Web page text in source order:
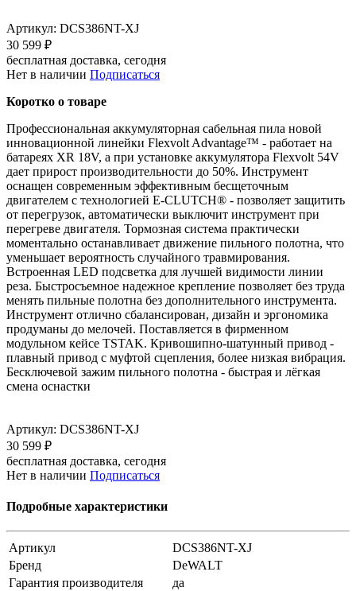
Артикул: DCS386NT-XJ
30 599 ₽
бесплатная доставка, сегодня
Нет в наличии Подписаться
Коротко о товаре
Профессиональная аккумуляторная сабельная пила новой
инновационной линейки Flexvolt Advantage™ - работает на
батареях XR 18V, а при установке аккумулятора Flexvolt 54V
дает прирост производительности до 50%. Инструмент
оснащен современным эффективным бесщеточным
двигателем с технологией E-CLUTCH® - позволяет защитить
от перегрузок, автоматически выключит инструмент при
перегреве двигателя. Тормозная система практически
моментально останавливает движение пильного полотна, что
уменьшает вероятность случайного травмирования.
Встроенная LED подсветка для лучшей видимости линии
реза. Быстросъемное надежное крепление позволяет без труда
менять пильные полотна без дополнительного инструмента.
Инструмент отлично сбалансирован, дизайн и эргономика
продуманы до мелочей. Поставляется в фирменном
модульном кейсе TSTAK. Кривошипно-шатунный привод -
плавный привод с муфтой сцепления, более низкая вибрация.
Бесключевой зажим пильного полотна - быстрая и лёгкая
смена оснастки
Артикул: DCS386NT-XJ
30 599 ₽
бесплатная доставка, сегодня
Нет в наличии Подписаться
Подробные характеристики
Артикул
DCS386NT-XJ
Бренд
DeWALT
Гарантия производителя
да